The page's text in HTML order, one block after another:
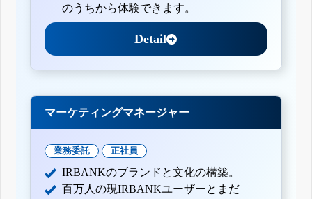
のうちから体験できます。
Detail
マーケティングマネージャー
業務委託 正社員
IRBANKのブランドと文化の構築。
百万人の現IRBANKユーザーとまだ